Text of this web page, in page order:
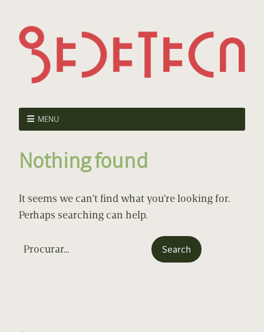
MENU
Nothing found
It seems we can’t find what you’re looking for.
Perhaps searching can help.